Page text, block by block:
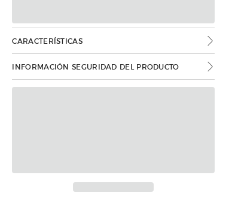
CARACTERÍSTICAS
INFORMACIÓN SEGURIDAD DEL PRODUCTO